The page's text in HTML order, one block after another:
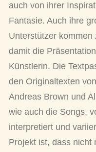
auch von ihrer
Fantasie. Auch ihre
Unterstützer
damit die
Künstlerin. Die
den Originaltexten
Andreas Brown und
wie auch die Songs,
interpretiert und
Projekt ist, dass nicht